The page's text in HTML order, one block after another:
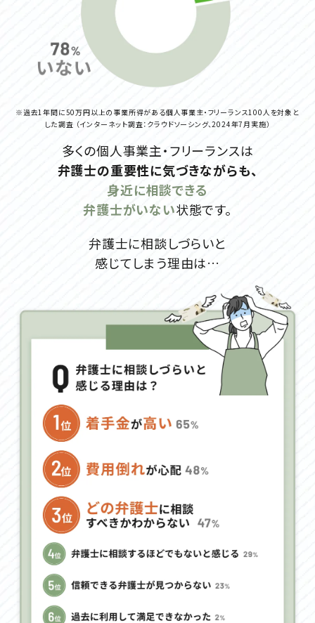
※過去1年間に50万円以上の事業所得がある個人事業主・フリーランス100人を対象と
した調査 （インターネット調査：クラウドソーシング、2024年7月実施）
多くの個人事業主・フリーランスは
弁護士の重要性に気づきながらも、
身近に相談できる
弁護士がいない状態です。
弁護士に相談しづらいと
感じてしまう理由は…